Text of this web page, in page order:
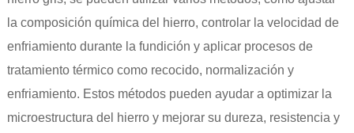
la composición química del hierro, controlar la velocidad de
enfriamiento durante la fundición y aplicar procesos de
tratamiento térmico como recocido, normalización y
enfriamiento. Estos métodos pueden ayudar a optimizar la
microestructura del hierro y mejorar su dureza, resistencia y